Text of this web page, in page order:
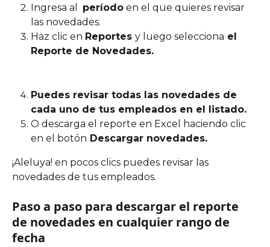
Ingresa al período en el que quieres revisar
las novedades.
Haz clic en Reportes y luego selecciona el
Reporte de Novedades.
Puedes revisar todas las novedades de
cada uno de tus empleados en el listado.
O descarga el reporte en Excel haciendo clic
en el botón Descargar novedades.
¡Aleluya! en pocos clics puedes revisar las
novedades de tus empleados.
Paso a paso para descargar el reporte
de novedades en cualquier rango de
fecha